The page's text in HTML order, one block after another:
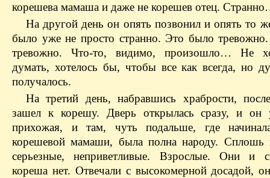
корешева мамаша и даже не корешев отец.
На другой день он опять позвонил и опять то
было уже не просто странно. Это было
тревожно. Что-то, видимо, произошло… Не
думать, хотелось бы, чтобы все как всегда, но
получалось.
На третий день, набравшись храбрости,
зашел к корешу. Дверь открылась сразу, и он
прихожая, и там, чуть подальше, где
корешевой мамаши, была полна народу. Сплошь
серьезные, неприветливые. Взрослые. Они и
кореша нет. Отвечали с высокомерной досадой,